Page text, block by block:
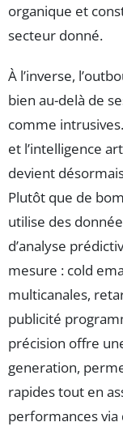
organique et
secteur donné.
À l’inverse,
bien au-delà de
comme
et l’intelligence
devient
Plutôt que de
utilise des
d’analyse
mesure : cold
multicanales,
publicité
précision offre
generation,
rapides tout en
performances via